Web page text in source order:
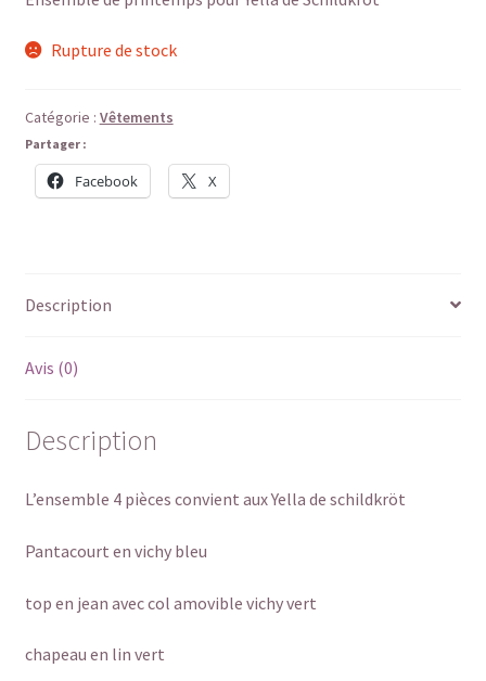
Rupture de stock
Catégorie : Vêtements
Partager :
Facebook X
Description
Avis (0)
Description
L’ensemble 4 pièces convient aux Yella de schildkröt
Pantacourt en vichy bleu
top en jean avec col amovible vichy vert
chapeau en lin vert